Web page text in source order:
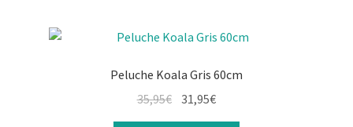
Peluche Koala Gris 60cm
35,95€ 31,95€